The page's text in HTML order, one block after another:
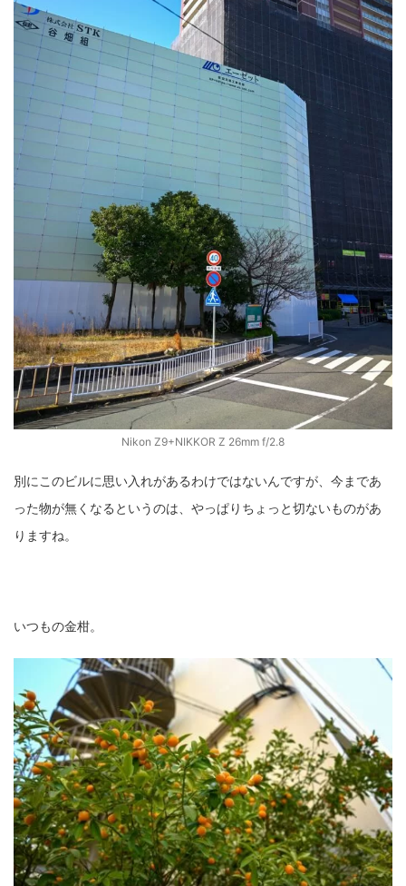
Nikon Z9+NIKKOR Z 26mm f/2.8
別にこのビルに思い入れがあるわけではないんですが、今まであ
った物が無くなるというのは、やっぱりちょっと切ないものがあ
りますね。
いつもの金柑。